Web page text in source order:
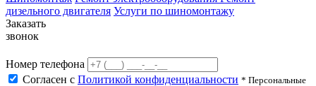
дизельного двигателя Услуги по шиномонтажу
Заказать
звонок
Номер телефона
Согласен с Политикой конфиденциальности * Персональные